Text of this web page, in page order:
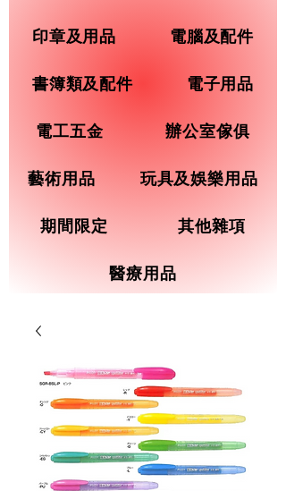
印章及用品 電腦及配件
書簿類及配件 電子用品
電工五金 辦公室傢俱
藝術用品 玩具及娛樂用品
期間限定 其他雜項
醫療用品